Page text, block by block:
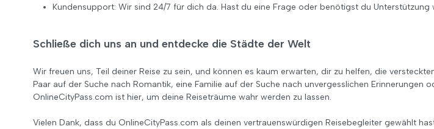
Kundensupport: Wir sind 24/7 für dich da. Hast du eine Frage oder benötigst du Unterstützung
Schließe dich uns an und entdecke die Städte der Welt
Wir freuen uns, Teil deiner Reise zu sein, und können es kaum erwarten, dir zu helfen, die
Paar auf der Suche nach Romantik, eine Familie auf der Suche nach unvergesslichen
OnlineCityPass.com ist hier, um deine Reiseträume wahr werden zu lassen.
Vielen Dank, dass du OnlineCityPass.com als deinen vertrauenswürdigen Reisebegleiter gewählt